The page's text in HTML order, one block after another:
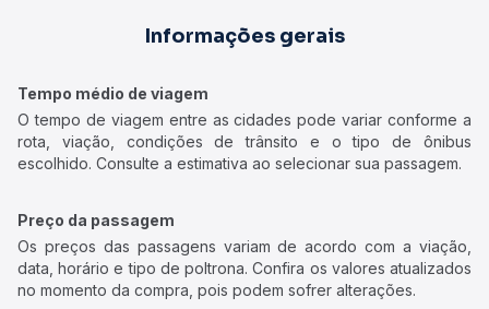
Informações gerais
Tempo médio de viagem
O tempo de viagem entre as cidades pode variar conforme a
rota, viação, condições de trânsito e o tipo de ônibus
escolhido. Consulte a estimativa ao selecionar sua passagem.
Preço da passagem
Os preços das passagens variam de acordo com a viação,
data, horário e tipo de poltrona. Confira os valores atualizados
no momento da compra, pois podem sofrer alterações.